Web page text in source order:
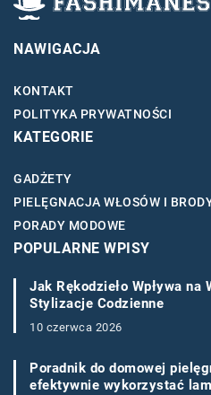
NAWIGACJA
KONTAKT
POLITYKA PRYWATNOŚCI
KATEGORIE
GADŻETY
PIELĘGNACJA WŁOSÓW I
PORADY MODOWE
POPULARNE WPISY
Jak Rękodzieło Wpływa na
Stylizacje Codzienne
10 czerwca 2026
Poradnik do domowej
efektywnie wykorzystać